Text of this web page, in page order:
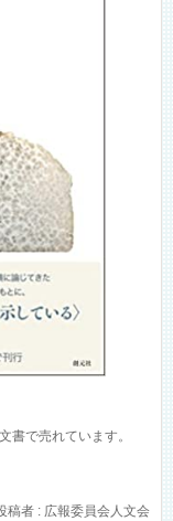
書で売れています。
稿者 : 広報委員会人文会